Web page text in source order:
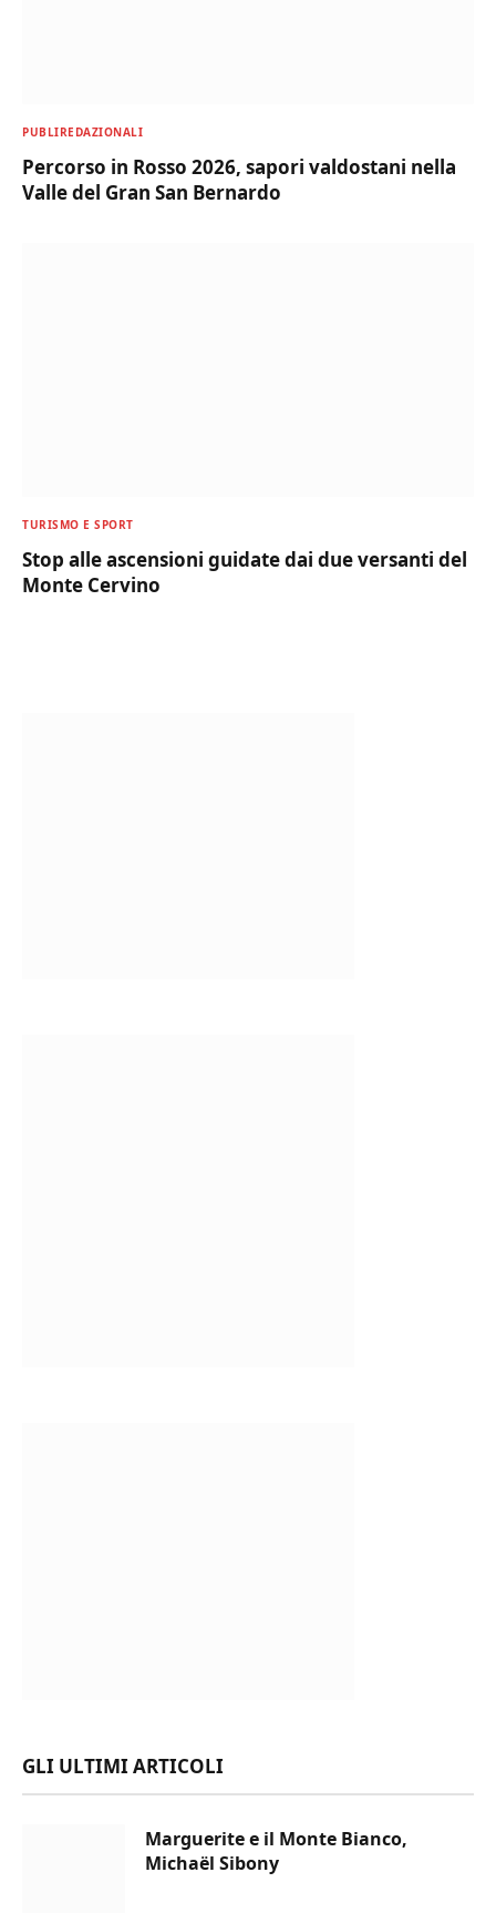
PUBLIREDAZIONALI
Percorso in Rosso 2026, sapori valdostani nella
Valle del Gran San Bernardo
TURISMO E SPORT
Stop alle ascensioni guidate dai due versanti del
Monte Cervino
GLI ULTIMI ARTICOLI
Marguerite e il Monte Bianco,
Michaël Sibony